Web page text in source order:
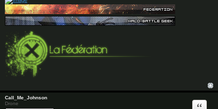
Call_Me_Johnson
Drone
Quote